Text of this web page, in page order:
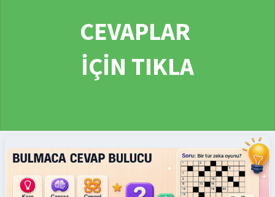
CEVAPLAR
İÇİN TIKLA